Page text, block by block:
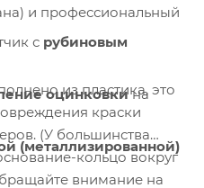
и профессиональный
с рубиновым
оцинковкина
(металлизированной)
из пластика, это
краски
(У большинства
кольцо вокруг
внимание на